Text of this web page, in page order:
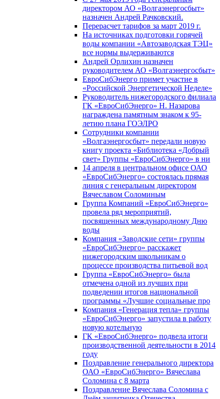
директором АО «Волгаэнергосбыт»
назначен Андрей Рачковский.
Перерасчет тарифов за март 2019 г.
На источниках подготовки горячей
воды компании «Автозаводская ТЭЦ»
все нормы выдерживаются
Андрей Орлихин назначен
руководителем АО «Волгаэнергосбыт»
ЕвроСибЭнерго примет участие в
«Российской Энергетической Неделе»
Руководитель нижегородского филиала
ГК «ЕвроСибЭнерго» Н. Назарова
награждена памятным знаком к 95-
летию плана ГОЭЛРО
Сотрудники компании
«Волгаэнергосбыт» передали новую
книгу проекта «Библиотека «Добрый
свет» Группы «ЕвроСибЭнерго» в ни
14 апреля в центральном офисе ОАО
«ЕвроСибЭнерго» состоялась прямая
линия с генеральным директором
Вячеславом Соломиным
Группа Компаний «ЕвроСибЭнерго»
провела ряд мероприятий,
посвященных международному Дню
воды
Компания «Заводские сети» группы
«ЕвроСибЭнерго» расскажет
нижегородским школьникам о
процессе производства питьевой вод
Группа «ЕвроСибЭнерго» была
отмечена одной из лучших при
подведении итогов национальной
программы «Лучшие социальные про
Компания «Генерация тепла» группы
«ЕвроСибЭнерго» запустила в работу
новую котельную
ГК «ЕвроСибЭнерго» подвела итоги
производственной деятельности в 2014
году
Поздравление генерального директора
ОАО «ЕвроСибЭнерго» Вячеслава
Соломина с 8 марта
Поздравление Вячеслава Соломина с